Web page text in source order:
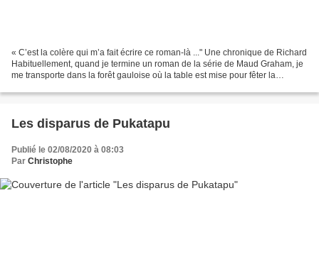
« C’est la colère qui m’a fait écrire ce roman-là ..." Une chronique de Richard
Habituellement, quand je termine un roman de la série de Maud Graham, je
me transporte dans la forêt gauloise où la table est mise pour fêter la
Les disparus de Pukatapu
Publié le 02/08/2020 à 08:03
Par Christophe